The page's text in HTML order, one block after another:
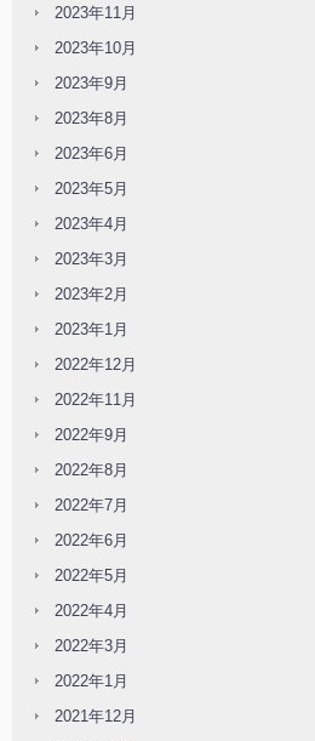
2023年11月
2023年10月
2023年9月
2023年8月
2023年6月
2023年5月
2023年4月
2023年3月
2023年2月
2023年1月
2022年12月
2022年11月
2022年9月
2022年8月
2022年7月
2022年6月
2022年5月
2022年4月
2022年3月
2022年1月
2021年12月